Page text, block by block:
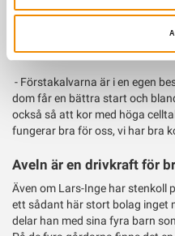
För att få kontroll på läget
vilket Lars-Inge också tror är en
juverhälsoarbetet.
- Förstakalvarna är i en egen
dom får en bättra start och
också så att kor med höga
fungerar bra för oss, vi har bra
Aveln är en drivkraft för
Även om Lars-Inge har stenkoll
ett sådant här stort bolag inget
delar han med sina fyra barn